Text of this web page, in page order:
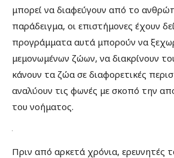
μπορεί να διαφεύγουν από το
παράδειγμα, οι επιστήμονες έχουν
προγράμματα αυτά μπορούν να
μεμονωμένων ζώων, να διακρίνουν
κάνουν τα ζώα σε διαφορετικές
αναλύουν τις φωνές με σκοπό την
του νοήματος.
Πριν από αρκετά χρόνια, ερευνητές